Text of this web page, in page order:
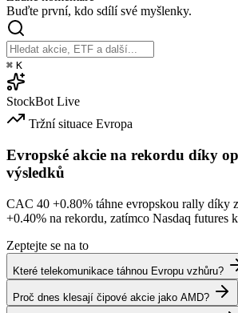
Buďte první, kdo sdílí své myšlenky.
⌘ K
StockBot Live
Tržní situace Evropa
Evropské akcie na rekordu díky
výsledků
CAC 40 +0.80% táhne evropskou rally díky
+0.40% na rekordu, zatímco Nasdaq futures
Zeptejte se na to
Které telekomunikace táhnou Evropu vzhůru?
Proč dnes klesají čipové akcie jako AMD?